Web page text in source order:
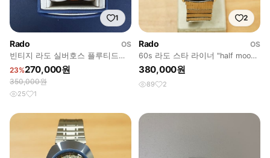
1
Rado
OS
빈티지 라도 실버호스 플루티드베
젤 순정 실버판 데이데이트
23%270,000원
350,000원
25 1
2
Rado
OS
60s 라도 스타 라이너 "half moon"
오토매틱 시계
380,000원
89 2